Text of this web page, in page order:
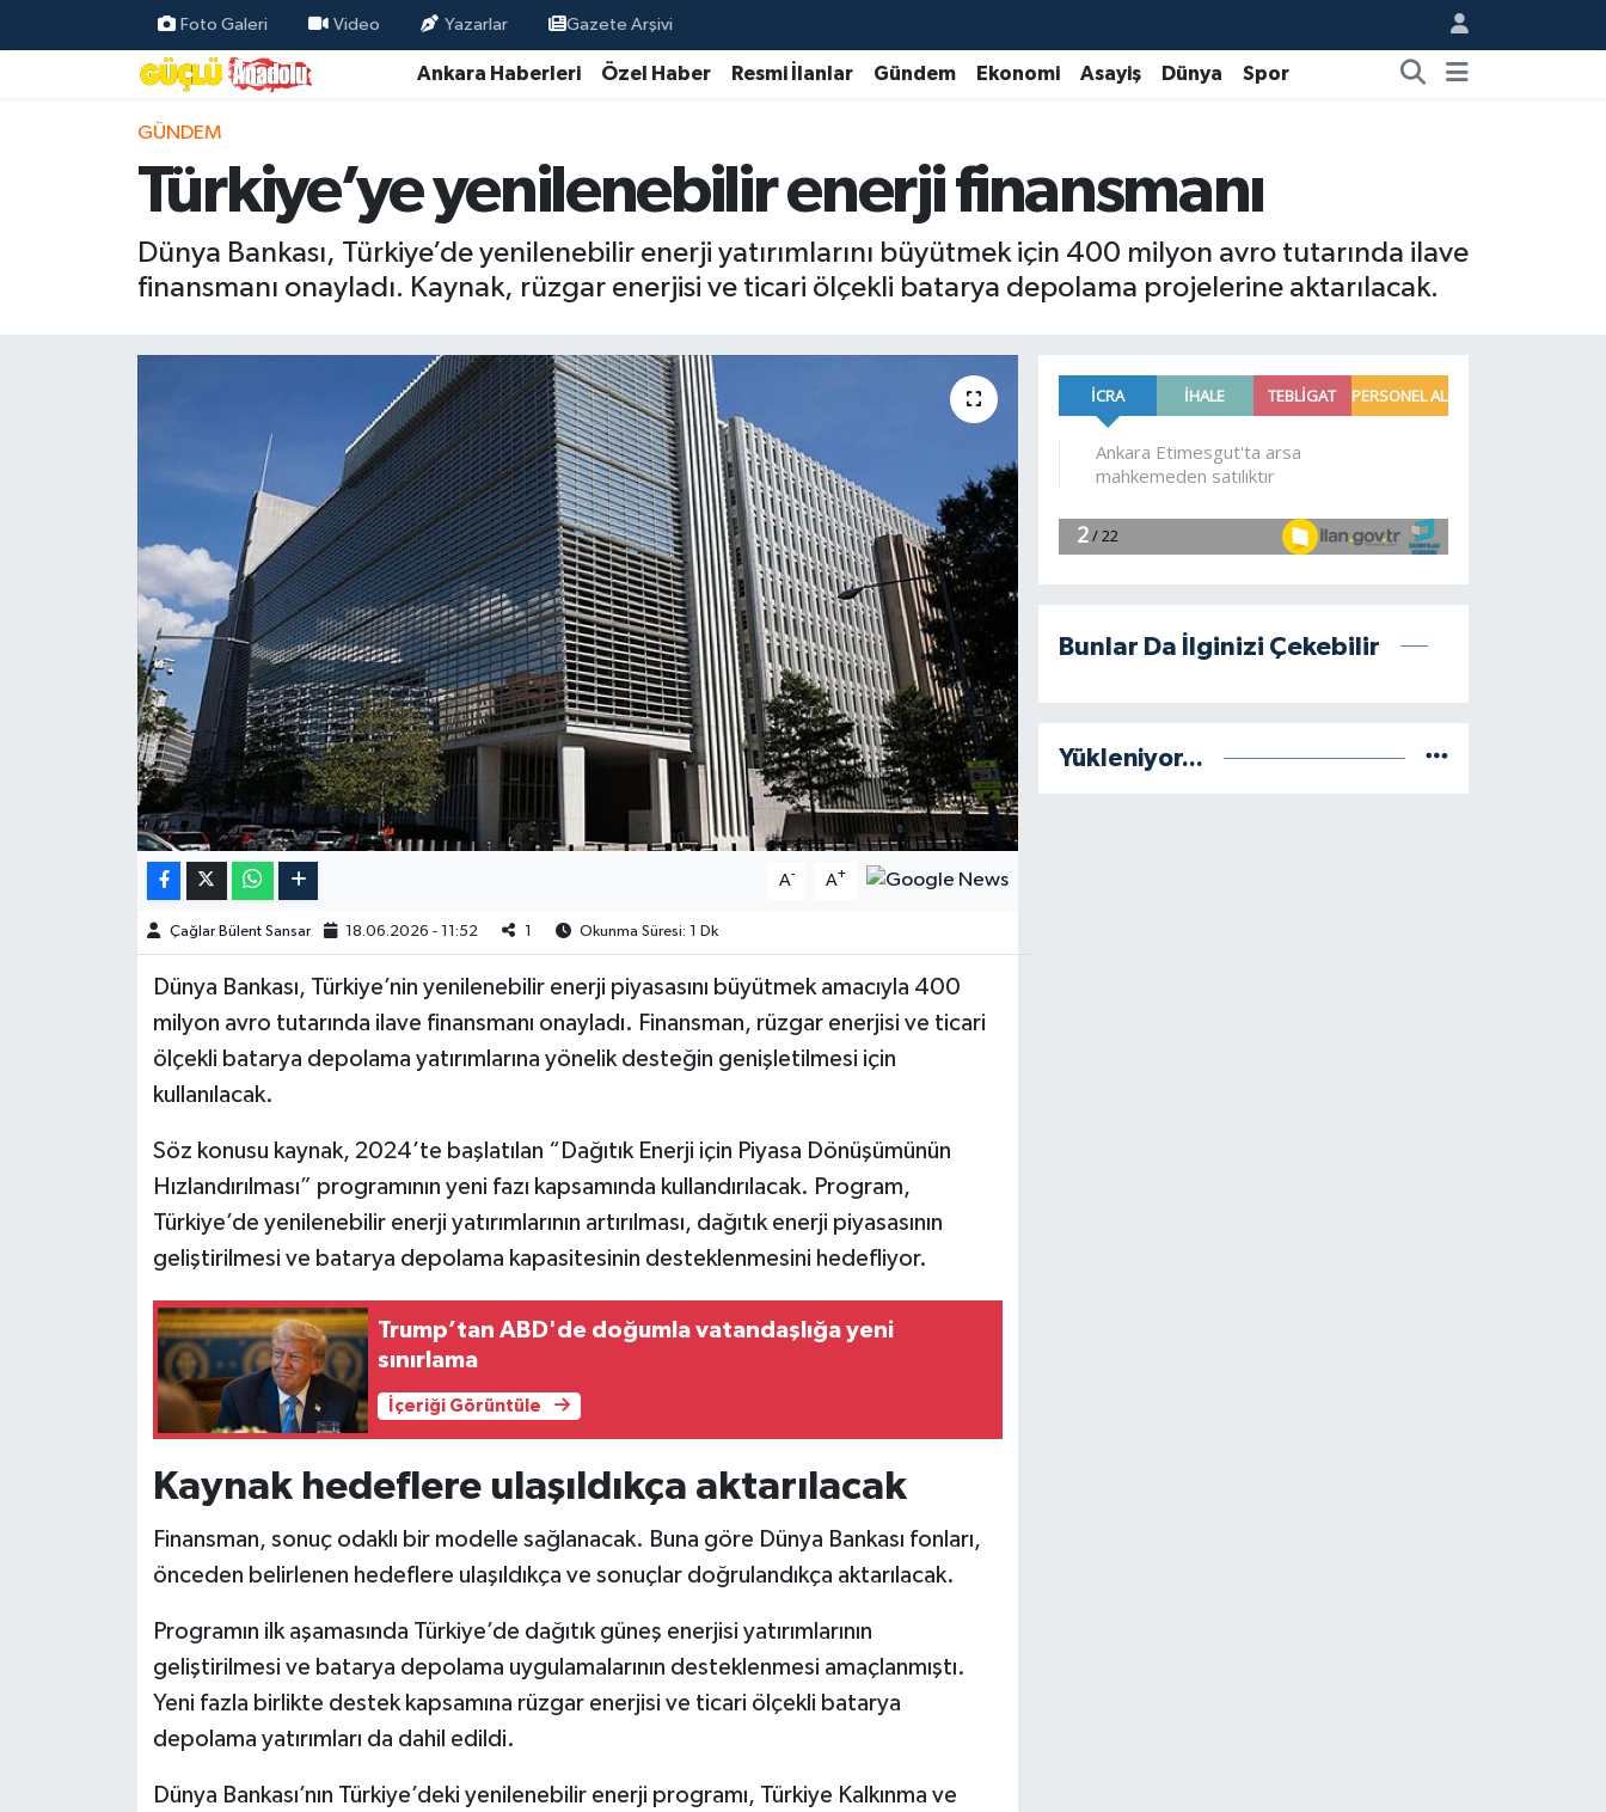
Foto Galeri Video Yazarlar Gazete Arşivi
Ankara Haberleri Özel Haber Resmi İlanlar Gündem Ekonomi Asayiş Dünya Spor
GÜNDEM
Türkiye’ye yenilenebilir enerji finansmanı
Dünya Bankası, Türkiye’de yenilenebilir enerji yatırımlarını büyütmek için 400 milyon avro tutarında ilave
finansmanı onayladı. Kaynak, rüzgar enerjisi ve ticari ölçekli batarya depolama projelerine aktarılacak.
A- A+
Çağlar Bülent Sansar 18.06.2026 - 11:52 Okunma Süresi: 1 Dk
Dünya Bankası, Türkiye’nin yenilenebilir enerji piyasasını büyütmek amacıyla 400
milyon avro tutarında ilave finansmanı onayladı. Finansman, rüzgar enerjisi ve ticari
ölçekli batarya depolama yatırımlarına yönelik desteğin genişletilmesi için
kullanılacak.
Söz konusu kaynak, 2024’te başlatılan “Dağıtık Enerji için Piyasa Dönüşümünün
Hızlandırılması” programının yeni fazı kapsamında kullandırılacak. Program,
Türkiye’de yenilenebilir enerji yatırımlarının artırılması, dağıtık enerji piyasasının
geliştirilmesi ve batarya depolama kapasitesinin desteklenmesini hedefliyor.
Trump’tan ABD'de doğumla vatandaşlığa yeni
sınırlama
İçeriği Görüntüle
Kaynak hedeflere ulaşıldıkça aktarılacak
Finansman, sonuç odaklı bir modelle sağlanacak. Buna göre Dünya Bankası fonları,
önceden belirlenen hedeflere ulaşıldıkça ve sonuçlar doğrulandıkça aktarılacak.
Programın ilk aşamasında Türkiye’de dağıtık güneş enerjisi yatırımlarının
geliştirilmesi ve batarya depolama uygulamalarının desteklenmesi amaçlanmıştı.
Yeni fazla birlikte destek kapsamına rüzgar enerjisi ve ticari ölçekli batarya
depolama yatırımları da dahil edildi.
Dünya Bankası’nın Türkiye’deki yenilenebilir enerji programı, Türkiye Kalkınma ve
Bunlar Da İlginizi Çekebilir
Yükleniyor...
Özel Haber
Resmi İlanlar
Ekonomi
Burç Yorumları
Hava Durumu
Kim kimdir?
Yaşam-Çevre